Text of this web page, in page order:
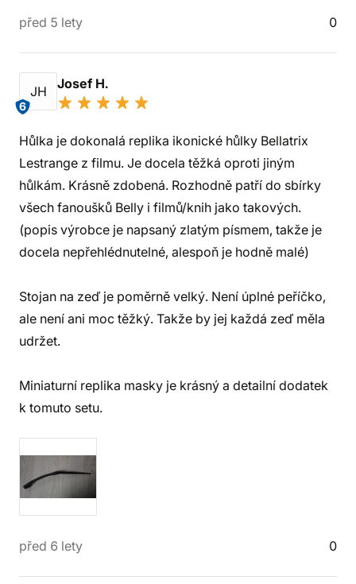
před 5 lety 0
JH
6
Josef H.
Hůlka je dokonalá replika ikonické hůlky Bellatrix
Lestrange z filmu. Je docela těžká oproti jiným
hůlkám. Krásně zdobená. Rozhodně patří do sbírky
všech fanoušků Belly i filmů/knih jako takových.
(popis výrobce je napsaný zlatým písmem, takže je
docela nepřehlédnutelné, alespoň je hodně malé)
Stojan na zeď je poměrně velký. Není úplné peříčko,
ale není ani moc těžký. Takže by jej každá zeď měla
udržet.
Miniaturní replika masky je krásný a detailní dodatek
k tomuto setu.
před 6 lety 0